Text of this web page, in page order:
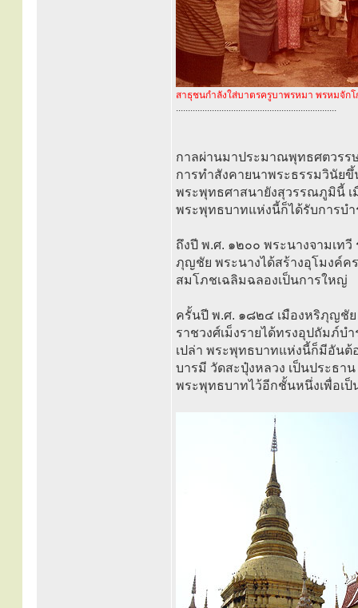
สาธุชนกำลังใส่บาตรครูบาพรหมา พรหมจักโ
...................................................................
กาลผ่านมาประมาณพุทธศตวรร
การทำสังคายนาพระธรรมวินัยขึ้
พระพุทธศาสนายังสุวรรณภูมินี้
พระพุทธบาทแห่งนี้ก็ได้รับการบ
ถึงปี พ.ศ. ๑๒๐๐ พระนางจามเท
ภุญชัย พระนางได้สร้างอุโมงค์ค
สมโภชเฉลิมฉลองเป็นการใหญ่
ครั้นปี พ.ศ. ๑๘๒๔ เมืองหริภุญชัย
ราชวงศ์เม็งรายได้ทรงอุปถัมภ์บ
เปล่า พระพุทธบาทแห่งนี้ก็มีอันต้
บารมี วัดสะปุ๋งหลวง เป็นประธ
พระพุทธบาทไว้อีกชั้นหนึ่งเพื่อเ